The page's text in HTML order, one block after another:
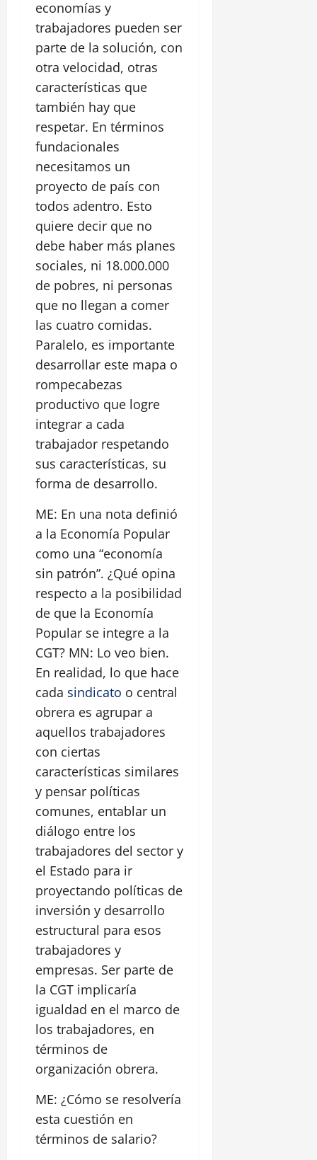
economías y
trabajadores pueden ser
parte de la solución, con
otra velocidad, otras
características que
también hay que
respetar. En términos
fundacionales
necesitamos un
proyecto de país con
todos adentro. Esto
quiere decir que no
debe haber más planes
sociales, ni 18.000.000
de pobres, ni personas
que no llegan a comer
las cuatro comidas.
Paralelo, es importante
desarrollar este mapa o
rompecabezas
productivo que logre
integrar a cada
trabajador respetando
sus características, su
forma de desarrollo.
ME: En una nota definió
a la Economía Popular
como una “economía
sin patrón”. ¿Qué opina
respecto a la posibilidad
de que la Economía
Popular se integre a la
CGT? MN: Lo veo bien.
En realidad, lo que hace
cada sindicato o central
obrera es agrupar a
aquellos trabajadores
con ciertas
características similares
y pensar políticas
comunes, entablar un
diálogo entre los
trabajadores del sector y
el Estado para ir
proyectando políticas de
inversión y desarrollo
estructural para esos
trabajadores y
empresas. Ser parte de
la CGT implicaría
igualdad en el marco de
los trabajadores, en
términos de
organización obrera.
ME: ¿Cómo se resolvería
esta cuestión en
términos de salario?